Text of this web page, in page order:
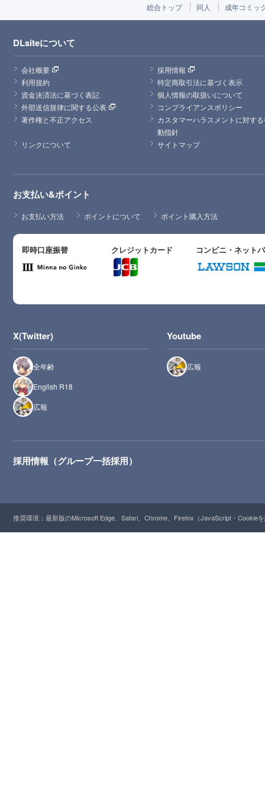
総合トップ 同人 成年コミッ
DLsiteについて
会社概要
採用情報
利用規約
特定商取引法に基づく表示
資金決済法に基づく表記
個人情報の取扱いについて
外部送信規律に関する公表
コンプライアンスポリシー
著作権と不正アクセス
カスタマーハラスメントに対す
動指針
リンクについて
サイトマップ
お支払い&ポイント
お支払い方法 ポイントについて ポイント購入方法
即時口座振替 クレジットカード コンビニ・ネット
X(Twitter)
全年齢
English R18
広報
Youtube
広報
採用情報（グループ一括採用）
推奨環境：最新版のMicrosoft Edge、Safari、Chrome、Firefox（JavaScript・Cookie